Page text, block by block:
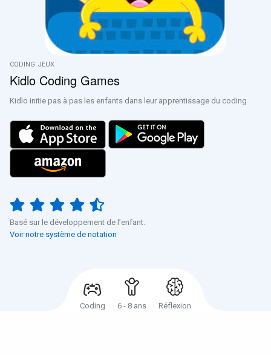
CODING JEUX
Kidlo Coding Games
Kidlo initie pas à pas les enfants dans leur apprentissage du coding
Basé sur le développement de l’enfant.
Voir notre système de notation
Coding 6 - 8 ans Réflexion